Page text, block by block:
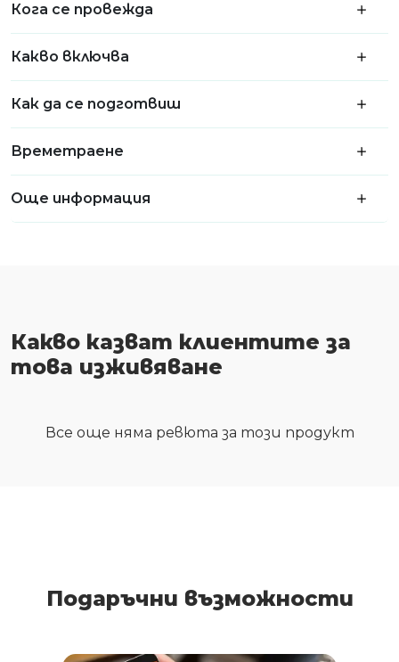
Кога се провежда
Какво включва
Как да се подготвиш
Времетраене
Още информация
Какво казват клиентите за
това изживяване
Все още няма ревюта за този продукт
Подаръчни възможности